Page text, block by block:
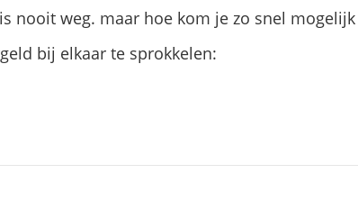
nooit weg. maar hoe kom je zo snel mogelijk
bij elkaar te sprokkelen: